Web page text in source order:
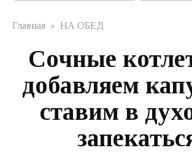
Главная » НА ОБЕД
Сочные
добавляем
ставим в